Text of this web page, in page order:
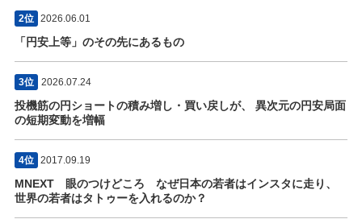
2位 2026.06.01
「円安上等」のその先にあるもの
3位 2026.07.24
投機筋の円ショートの積み増し・買い戻しが、 異次元の円安局面
の短期変動を増幅
4位 2017.09.19
MNEXT 眼のつけどころ なぜ日本の若者はインスタに走り、
世界の若者はタトゥーを入れるのか？